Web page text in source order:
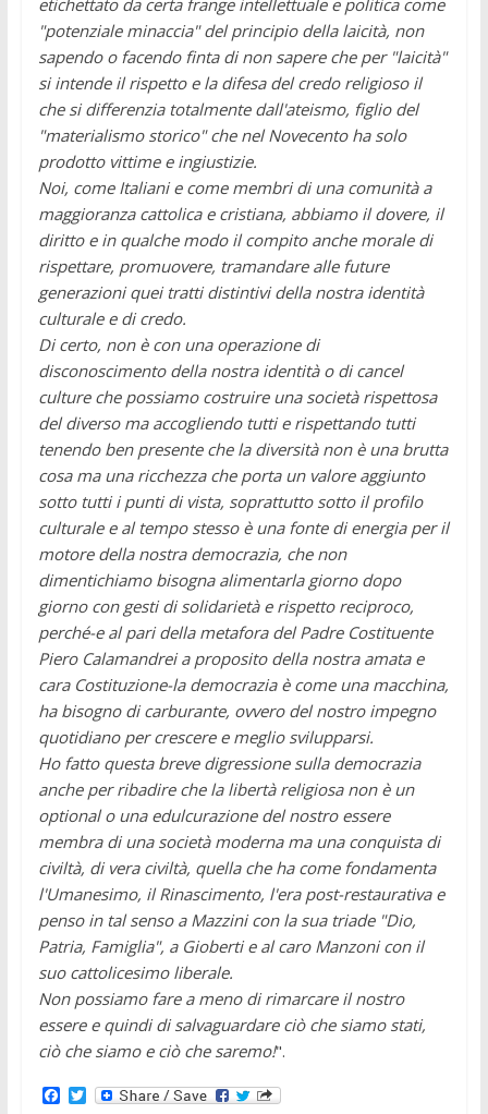
"potenziale minaccia" del principio della laicità, non
sapendo o facendo finta di non sapere che per "laicità"
si intende il rispetto e la difesa del credo religioso il
che si differenzia totalmente dall'ateismo, figlio del
"materialismo storico" che nel Novecento ha solo
prodotto vittime e ingiustizie.
Noi, come Italiani e come membri di una comunità a
maggioranza cattolica e cristiana, abbiamo il dovere, il
diritto e in qualche modo il compito anche morale di
rispettare, promuovere, tramandare alle future
generazioni quei tratti distintivi della nostra identità
culturale e di credo.
Di certo, non è con una operazione di
disconoscimento della nostra identità o di cancel
culture che possiamo costruire una società rispettosa
del diverso ma accogliendo tutti e rispettando tutti
tenendo ben presente che la diversità non è una brutta
cosa ma una ricchezza che porta un valore aggiunto
sotto tutti i punti di vista, soprattutto sotto il profilo
culturale e al tempo stesso è una fonte di energia per il
motore della nostra democrazia, che non
dimentichiamo bisogna alimentarla giorno dopo
giorno con gesti di solidarietà e rispetto reciproco,
perché-e al pari della metafora del Padre Costituente
Piero Calamandrei a proposito della nostra amata e
cara Costituzione-la democrazia è come una macchina,
ha bisogno di carburante, ovvero del nostro impegno
quotidiano per crescere e meglio svilupparsi.
Ho fatto questa breve digressione sulla democrazia
anche per ribadire che la libertà religiosa non è un
optional o una edulcurazione del nostro essere
membra di una società moderna ma una conquista di
civiltà, di vera civiltà, quella che ha come fondamenta
l'Umanesimo, il Rinascimento, l'era post-restaurativa e
penso in tal senso a Mazzini con la sua triade "Dio,
Patria, Famiglia", a Gioberti e al caro Manzoni con il
suo cattolicesimo liberale.
Non possiamo fare a meno di rimarcare il nostro
essere e quindi di salvaguardare ciò che siamo stati,
ciò che siamo e ciò che saremo!".
F T